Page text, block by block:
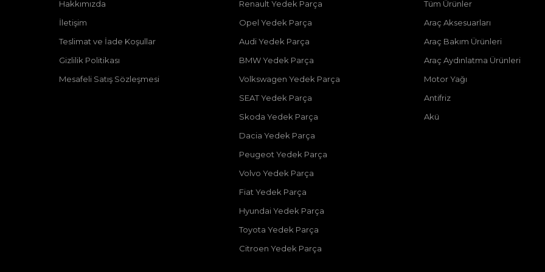
Hakkımızda
İletişim
Teslimat ve İade Koşullar
Gizlilik Politikası
Mesafeli Satış Sözleşmesi
Renault Yedek Parça
Opel Yedek Parça
Audi Yedek Parça
BMW Yedek Parça
Volkswagen Yedek Parça
SEAT Yedek Parça
Skoda Yedek Parça
Dacia Yedek Parça
Peugeot Yedek Parça
Volvo Yedek Parça
Fiat Yedek Parça
Hyundai Yedek Parça
Toyota Yedek Parça
Citroen Yedek Parça
Tüm Ürünler
Araç Aksesuarları
Araç Bakım Ürünleri
Araç Aydınlatma Ürünleri
Motor Yağı
Antifriz
Akü